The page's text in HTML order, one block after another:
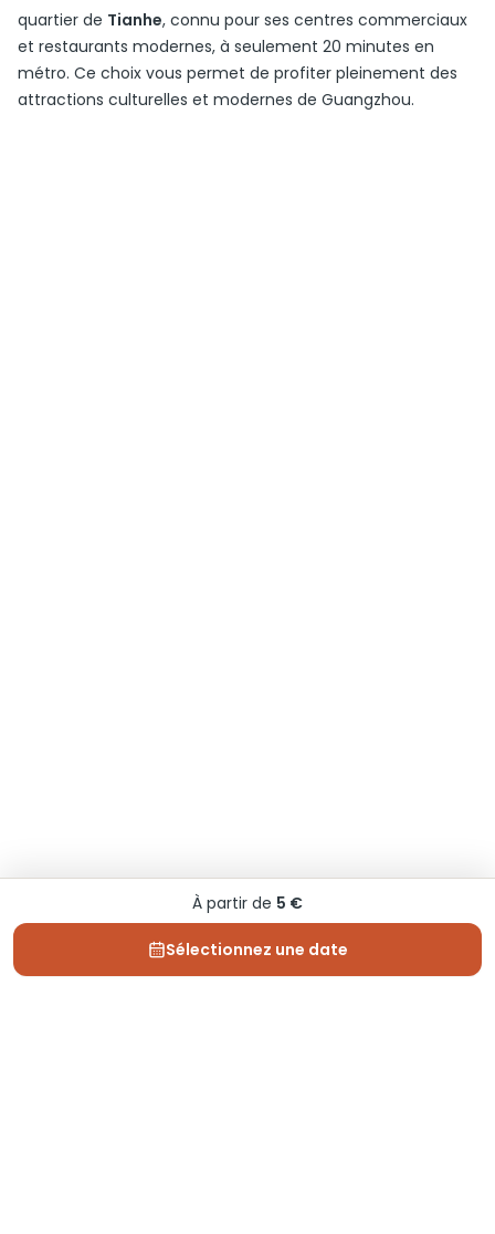
quartier de Tianhe, connu pour ses centres commerciaux
et restaurants modernes, à seulement 20 minutes en
métro. Ce choix vous permet de profiter pleinement des
attractions culturelles et modernes de Guangzhou.
À partir de 5 €
Sélectionnez une date